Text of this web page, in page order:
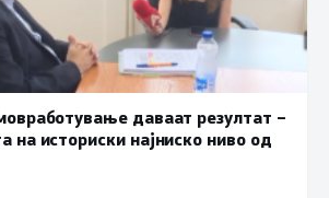
даваат резултат –
на историски најниско ниво од